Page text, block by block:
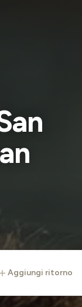
aggiungi ritorno